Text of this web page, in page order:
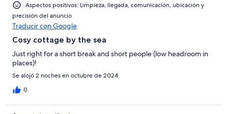
Aspectos positivos: Limpieza, llegada, comunicación, ubicación y
precisión del anuncio
Traducir con Google
Cosy cottage by the sea
Just right for a short break and short people (low headroom in
places)!
Se alojó 2 noches en octubre de 2024
0